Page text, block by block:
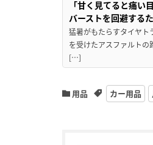
「甘く見てると痛い
バーストを回避する
猛暑がもたらすタイヤト
を受けたアスファルト
[…]
用品 カー用品